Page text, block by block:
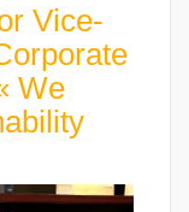
Vice-
We